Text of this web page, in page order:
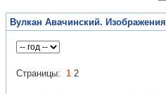
Вулкан Авачинский. Изображения
Страницы: 1 2